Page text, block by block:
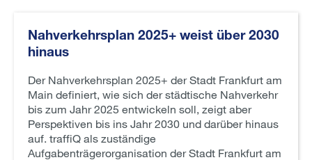
Nahverkehrsplan 2025+ weist über 2030
hinaus
Der Nahverkehrsplan 2025+ der Stadt Frankfurt am
Main definiert, wie sich der städtische Nahverkehr
bis zum Jahr 2025 entwickeln soll, zeigt aber
Perspektiven bis ins Jahr 2030 und darüber hinaus
auf. traffiQ als zuständige
Aufgabenträgerorganisation der Stadt Frankfurt am